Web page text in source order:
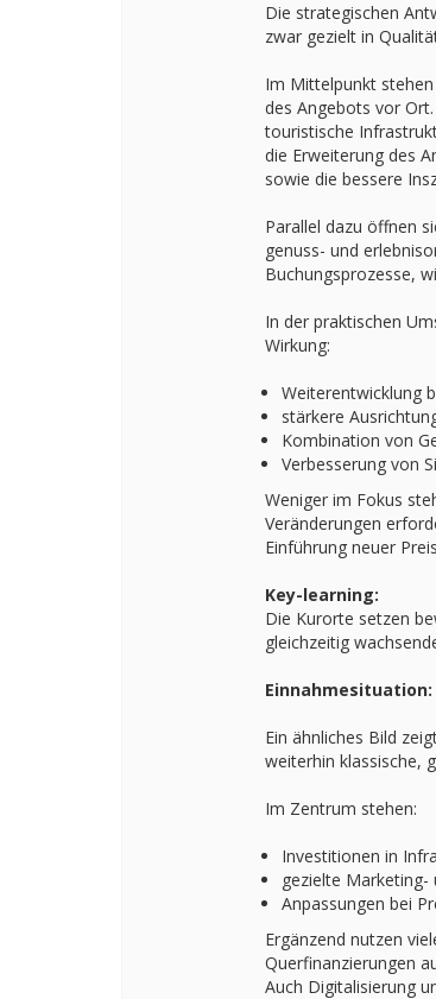
Die strategischen
zwar gezielt in
Im Mittelpunkt
des Angebots vor
touristische
die Erweiterung des
sowie die bessere
Parallel dazu öffnen
genuss- und
Buchungsprozesse,
In der praktischen
Wirkung:
Weiterentwicklung
stärkere
Kombination von
Verbesserung von
Weniger im Fokus
Veränderungen
Einführung neuer
Key-learning:
Die Kurorte setzen
gleichzeitig
Ein ähnliches Bild
weiterhin klassische,
Im Zentrum stehen:
Investitionen in
gezielte Marketing-
Anpassungen bei
Ergänzend nutzen
Querfinanzierungen
Auch Digitalisierung